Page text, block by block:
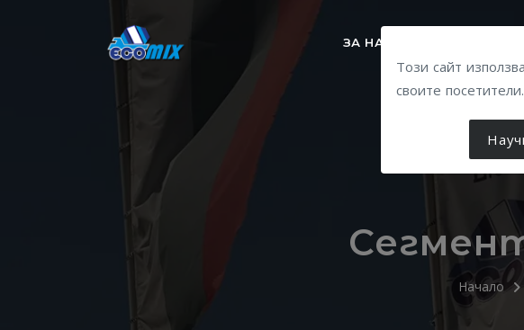
ЗА НАС
Този сайт
своите посетители.
Начало